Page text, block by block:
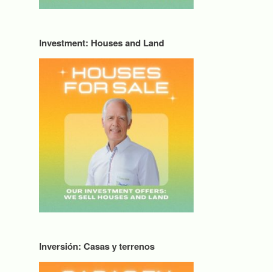
Investment: Houses and Land
Inversión: Casas y terrenos